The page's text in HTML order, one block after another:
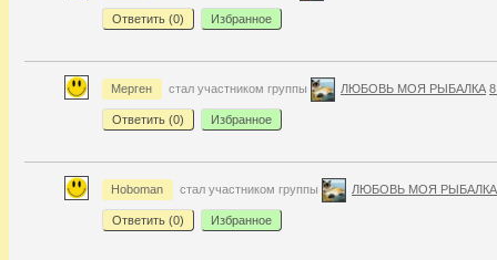
Ответить (0) Избранное
Мерген стал участником группы ЛЮБОВЬ МОЯ РЫБАЛКА
Ответить (0) Избранное
Hoboman стал участником группы ЛЮБОВЬ МОЯ РЫБАЛКА
Ответить (0) Избранное